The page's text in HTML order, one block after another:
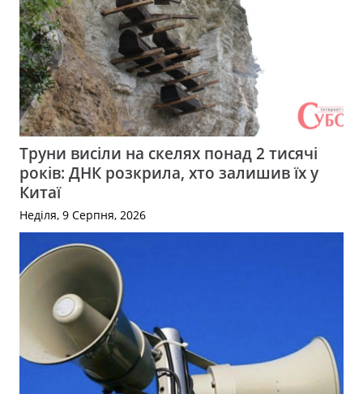
Труни висіли на скелях понад 2 тисячі
років: ДНК розкрила, хто залишив їх у
Китаї
Неділя, 9 Серпня, 2026